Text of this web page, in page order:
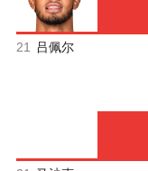
21 吕佩尔